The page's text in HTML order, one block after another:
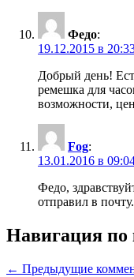
Федо:
19.12.2015 в
Добрый день!
ремешка для
возможности,
Fog:
13.01.2016 в
Федо,
отправил в почту.
Навигация
← Предыдущие